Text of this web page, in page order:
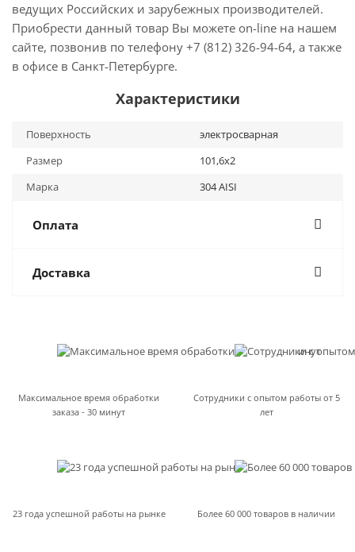
ведущих Российских и зарубежных производителей.
Приобрести данный товар Вы можете on-line на нашем
сайте, позвонив по телефону +7 (812) 326-94-64, а также
в офисе в Санкт-Петербурге.
Характеристики
Поверхность
электросварная
Размер
101,6х2
Марка
304 AISI
Оплата
Доставка
Максимальное время обработки
заказа - 30 минут
Сотрудники с опытом работы от 5
лет
23 года успешной работы на рынке Более 60 000 товаров в наличии